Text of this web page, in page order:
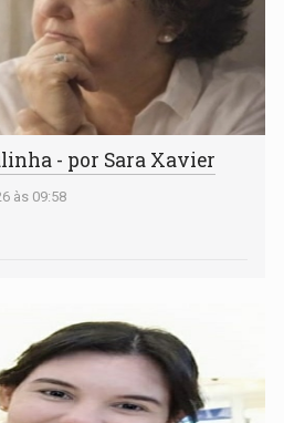
- por Sara Xavier
às 09:58